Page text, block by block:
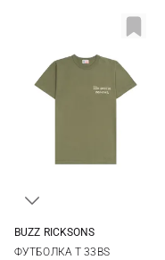
BUZZ RICKSONS
ФУТБОЛКА T 33BS